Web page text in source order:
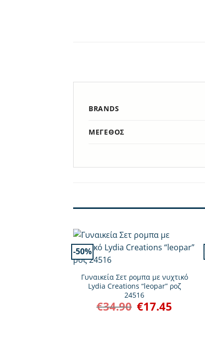
BRANDS
ΜΈΓΕΘΟΣ
-50%
Γυναικεία Σετ ρομπα με νυχτικό
Lydia Creations “leopar” ροζ
24516
€34.90 Original
price
€17.45